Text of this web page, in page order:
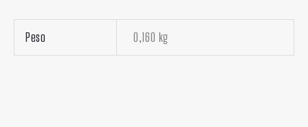
Peso 0,160 kg